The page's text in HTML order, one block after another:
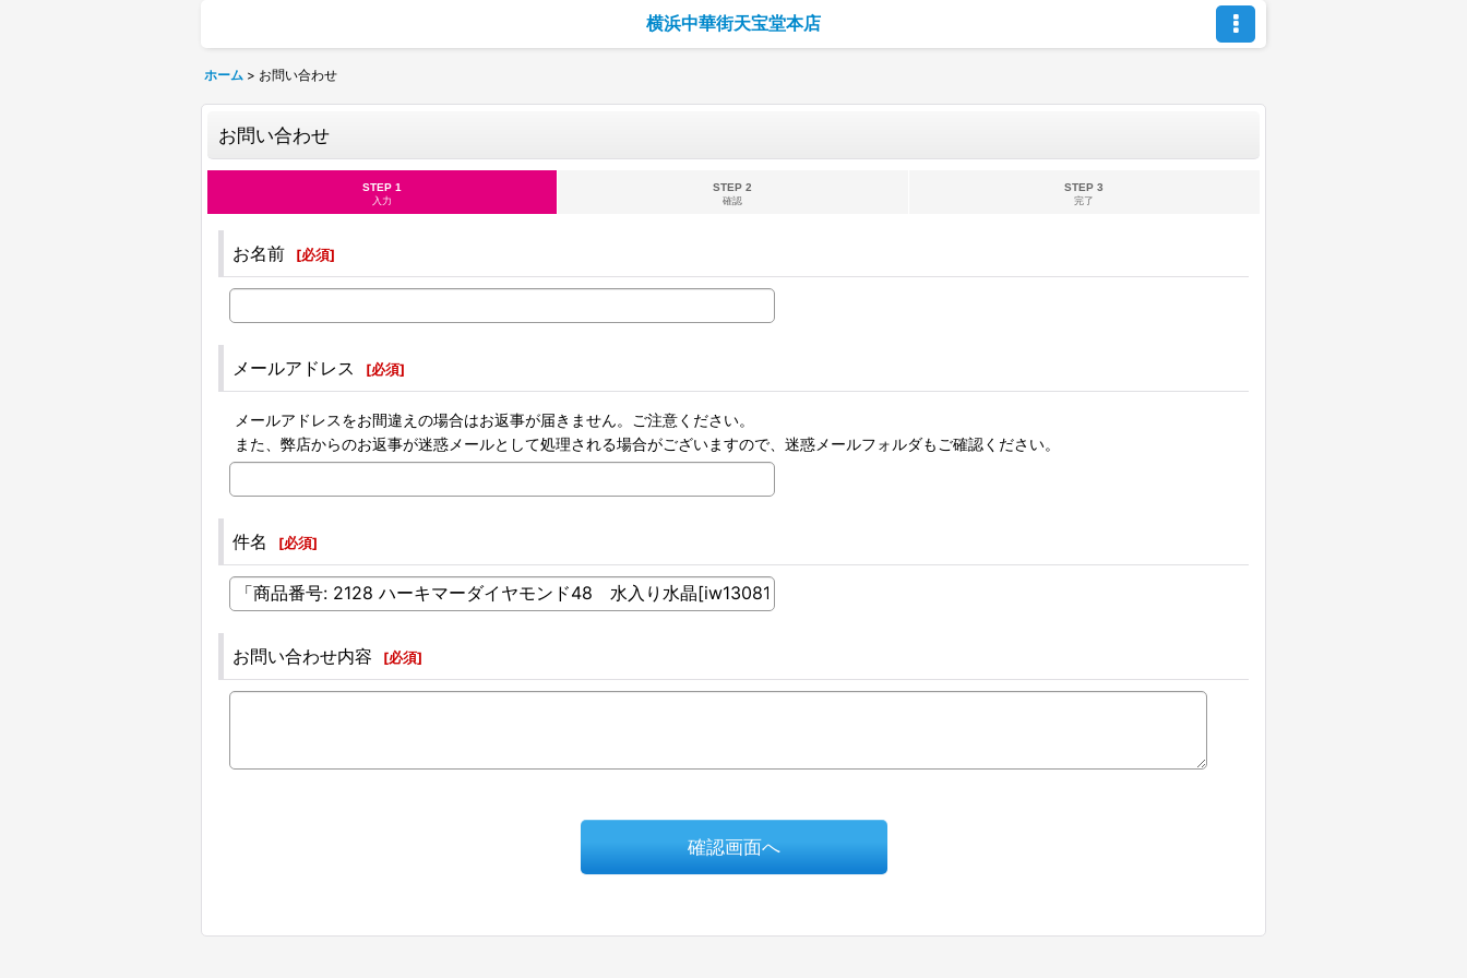
横浜中華街天宝堂本店
ホーム > お問い合わせ
お問い合わせ
STEP 1
入力
STEP 2
確認
STEP 3
完了
お名前 [必須]
メールアドレス [必須]
メールアドレスをお間違えの場合はお返事が届きません。ご注意ください。
また、弊店からのお返事が迷惑メールとして処理される場合がございますので、迷惑メールフォルダもご確認ください。
件名 [必須]
お問い合わせ内容 [必須]
確認画面へ